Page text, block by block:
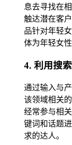
息去寻找在
触达潜在客
品针对年轻
体为年轻女性
4. 利用搜
通过输入与
该领域相关
经常参与相
键词和话题
求的达人。